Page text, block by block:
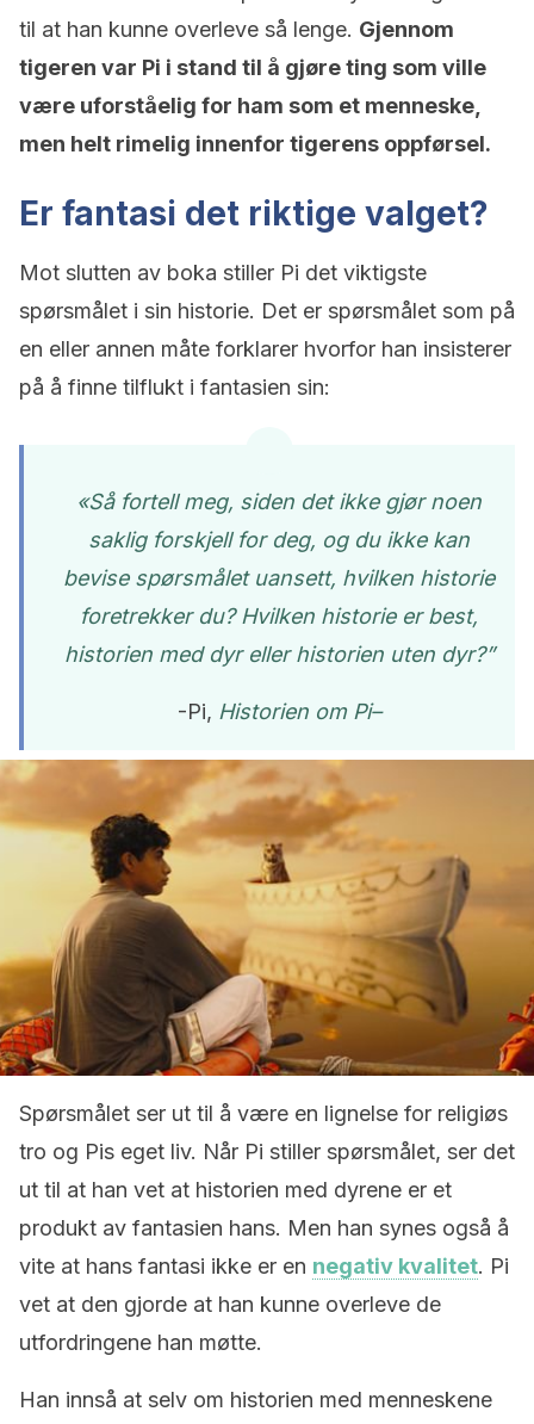
til at han kunne overleve så lenge. Gjennom
tigeren var Pi i stand til å gjøre ting som ville
være uforståelig for ham som et menneske,
men helt rimelig innenfor tigerens oppførsel.
Er fantasi det riktige valget?
Mot slutten av boka stiller Pi det viktigste
spørsmålet i sin historie. Det er spørsmålet som på
en eller annen måte forklarer hvorfor han insisterer
på å finne tilflukt i fantasien sin:
«Så fortell meg, siden det ikke gjør noen
saklig forskjell for deg, og du ikke kan
bevise spørsmålet uansett, hvilken historie
foretrekker du? Hvilken historie er best,
historien med dyr eller historien uten dyr?”
-Pi, Historien om Pi–
Spørsmålet ser ut til å være en lignelse for religiøs
tro og Pis eget liv. Når Pi stiller spørsmålet, ser det
ut til at han vet at historien med dyrene er et
produkt av fantasien hans. Men han synes også å
vite at hans fantasi ikke er en negativ kvalitet. Pi
vet at den gjorde at han kunne overleve de
utfordringene han møtte.
Han innså at selv om historien med menneskene